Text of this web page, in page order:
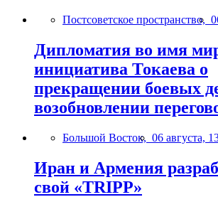
Постсоветское пространство,
Дипломатия во имя
инициатива Токаева о
прекращении боевых
возобновлении
Большой Восток, 06 августа,
Иран и Армения
свой «TRIPP»